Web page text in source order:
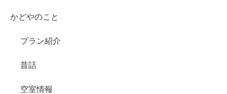
かどやのこと
プラン紹介
昔話
空室情報